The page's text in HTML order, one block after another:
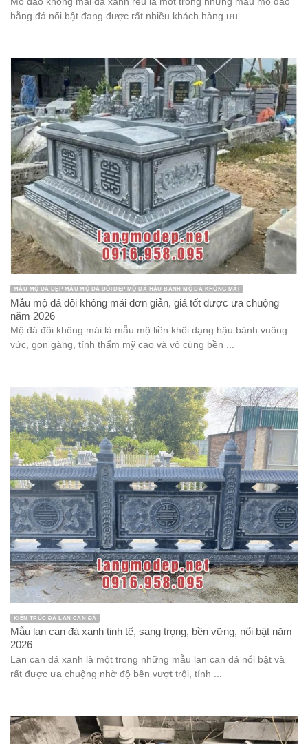
bằng đá nổi bật đang được rất nhiều khách hàng ưu ...
MẪU MỘ ĐÁ ĐẸP MẪU MỘ ĐÁ ĐÔI ĐẸP MỘ ĐÁ HẬU BÀNH MỘ ĐÁ KHÔNG MÁI
Mẫu mộ đá đôi không mái đơn giản, giá tốt được ưa chuộng
năm 2026
Mộ đá đôi không mái là mẫu mộ liền khối dạng hậu bành vuông
vức, gọn gàng, tính thẩm mỹ cao và vô cùng bền ...
KIẾN TRÚC ĐÁ LAN CAN ĐÁ
Mẫu lan can đá xanh tinh tế, sang trọng, bền vững, nổi bật năm
2026
Lan can đá xanh là một trong những mẫu lan can đá nổi bật và
rất được ưa chuộng nhờ độ bền vượt trội, tính ...